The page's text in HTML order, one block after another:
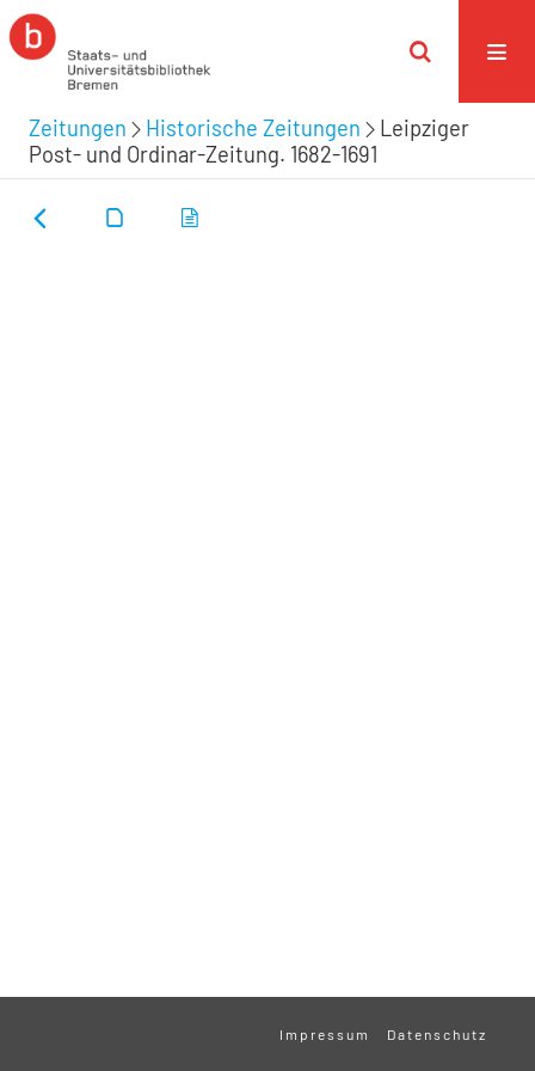
Zeitungen Historische Zeitungen
Leipziger
Post- und Ordinar-Zeitung. 1682-1691
Impressum Datenschutz